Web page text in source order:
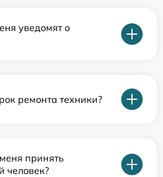
уведомят о
ремонта техники?
принять
человек?